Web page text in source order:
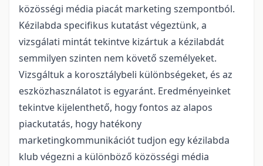
közösségi média piacát marketing szempontból.
Kézilabda specifikus kutatást végeztünk, a
vizsgálati mintát tekintve kizártuk a kézilabdát
semmilyen szinten nem követő személyeket.
Vizsgáltuk a korosztálybeli különbségeket, és az
eszközhasználatot is egyaránt. Eredményeinket
tekintve kijelenthető, hogy fontos az alapos
piackutatás, hogy hatékony
marketingkommunikációt tudjon egy kézilabda
klub végezni a különböző közösségi média